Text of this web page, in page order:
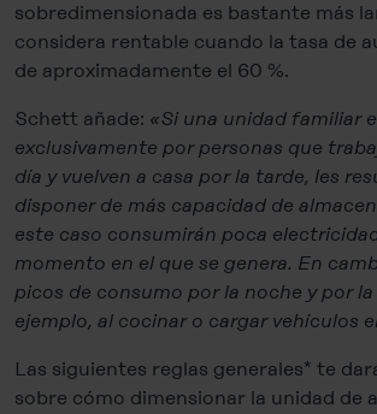
sobredimensionada es bastante más
considera rentable cuando la tasa de
de aproximadamente el 60 %.
Schett añade: «Si una unidad familiar
exclusivamente por personas que
día y vuelven a casa por la tarde, les
disponer de más capacidad de
este caso consumirán poca
momento en el que se genera. En
picos de consumo por la noche y por
ejemplo, al cocinar o cargar vehículos
Las siguientes reglas generales* te
sobre cómo dimensionar la unidad de